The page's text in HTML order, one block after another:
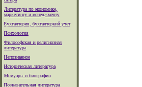
Литература по экономике,
маркетингу и менеджменту
Бухгалтерия, бухгалтеркий учет
Психология
Философская и религиозная
литература
Непознанное
Историческая литература
Мемуары и биографии
Познавательная литература